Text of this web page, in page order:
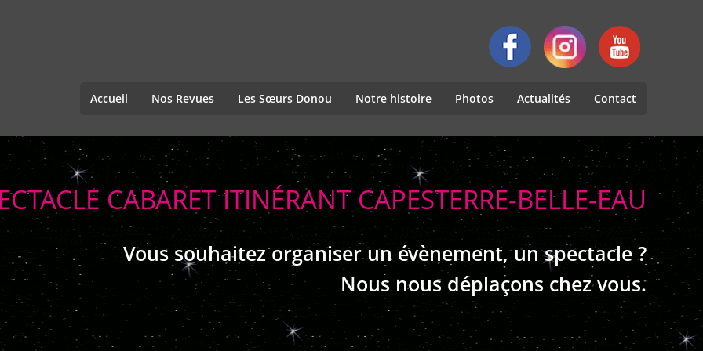
Accueil Nos Revues Les Sœurs Donou Notre histoire Photos Actualités Contact
CABARET ITINÉRANT CAPESTERRE-BELLE-EAU
Vous souhaitez organiser un évènement, un spectacle ?
Nous nous déplaçons chez vous.